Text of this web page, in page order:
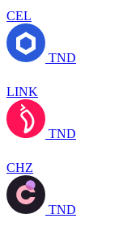
CEL
TND
LINK
TND
CHZ
TND